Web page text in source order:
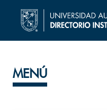
MENÚ